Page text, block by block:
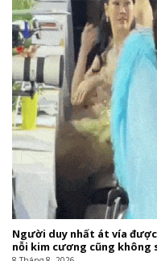
Người duy nhất át vía
nỗi kim cương cũng không